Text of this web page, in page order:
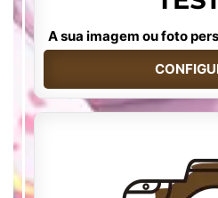
A sua imagem ou foto